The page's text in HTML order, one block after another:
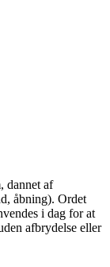
dannet af
åbning). Ordet
i dag for at
afbrydelse eller